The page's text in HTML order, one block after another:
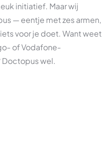
initiatief. Maar wij
— eentje met zes armen,
voor je doet. Want weet
of Vodafone-
wel.